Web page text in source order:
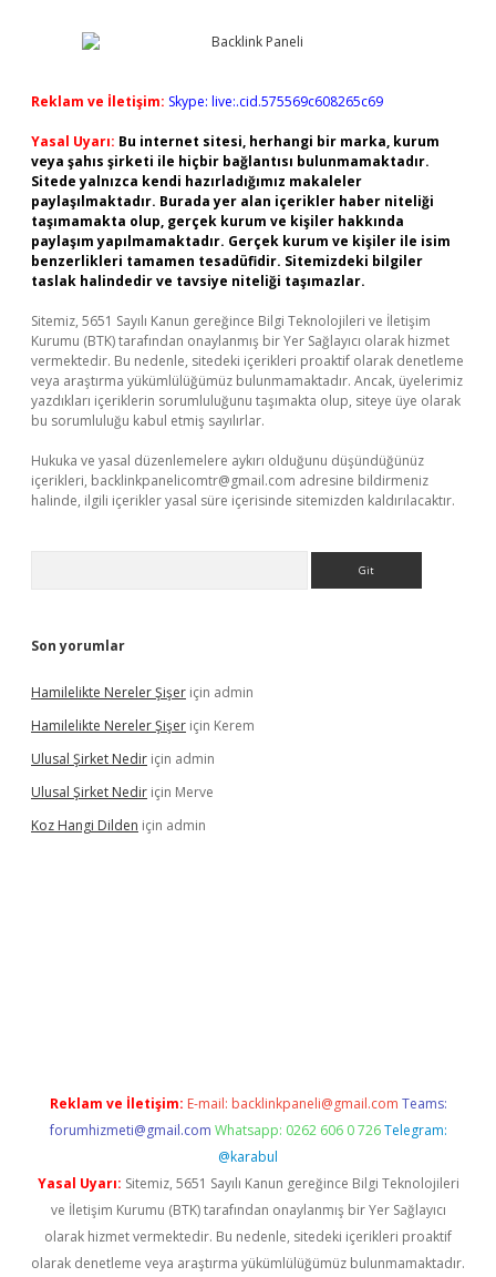
Reklam ve İletişim: Skype: live:.cid.575569c608265c69
Yasal Uyarı: Bu internet sitesi, herhangi bir marka, kurum
veya şahıs şirketi ile hiçbir bağlantısı bulunmamaktadır.
Sitede yalnızca kendi hazırladığımız makaleler
paylaşılmaktadır. Burada yer alan içerikler haber niteliği
taşımamakta olup, gerçek kurum ve kişiler hakkında
paylaşım yapılmamaktadır. Gerçek kurum ve kişiler ile isim
benzerlikleri tamamen tesadüfidir. Sitemizdeki bilgiler
taslak halindedir ve tavsiye niteliği taşımazlar.
Sitemiz, 5651 Sayılı Kanun gereğince Bilgi Teknolojileri ve İletişim
Kurumu (BTK) tarafından onaylanmış bir Yer Sağlayıcı olarak hizmet
vermektedir. Bu nedenle, sitedeki içerikleri proaktif olarak denetleme
veya araştırma yükümlülüğümüz bulunmamaktadır. Ancak, üyelerimiz
yazdıkları içeriklerin sorumluluğunu taşımakta olup, siteye üye olarak
bu sorumluluğu kabul etmiş sayılırlar.
Hukuka ve yasal düzenlemelere aykırı olduğunu düşündüğünüz
içerikleri, backlinkpanelicomtr@gmail.com adresine bildirmeniz
halinde, ilgili içerikler yasal süre içerisinde sitemizden kaldırılacaktır.
Son yorumlar
Hamilelikte Nereler Şişer için admin
Hamilelikte Nereler Şişer için Kerem
Ulusal Şirket Nedir için admin
Ulusal Şirket Nedir için Merve
Koz Hangi Dilden için admin
Reklam ve İletişim: E-mail: backlinkpaneli@gmail.com Teams:
forumhizmeti@gmail.com Whatsapp: 0262 606 0 726 Telegram:
@karabul
Yasal Uyarı: Sitemiz, 5651 Sayılı Kanun gereğince Bilgi Teknolojileri
ve İletişim Kurumu (BTK) tarafından onaylanmış bir Yer Sağlayıcı
olarak hizmet vermektedir. Bu nedenle, sitedeki içerikleri proaktif
olarak denetleme veya araştırma yükümlülüğümüz bulunmamaktadır.